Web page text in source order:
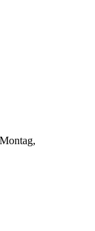
Montag,